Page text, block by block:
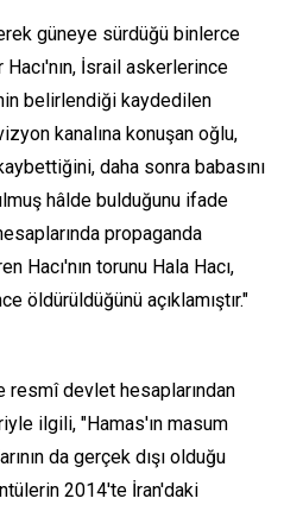
güneye sürdüğü binlerce
İsrail askerlerince
belirlendiği kaydedilen
kanalına konuşan oğlu,
daha sonra babasını
hâlde bulduğunu ifade
propaganda
Hacı'nın torunu Hala Hacı,
öldürüldüğünü açıklamıştır."
resmî devlet hesaplarından
ilgili, "Hamas'ın masum
da gerçek dışı olduğu
2014'te İran'daki